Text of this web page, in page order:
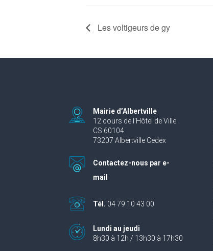
Les voltigeurs de gy
Mairie d’Albertville
12 cours de l’Hôtel de Ville
CS 60104
73207 Albertville Cedex
Contactez-nous par e-
mail
Tél. 04 79 10 43 00
Lundi au jeudi
8h30 à 12h / 13h30 à 17h30